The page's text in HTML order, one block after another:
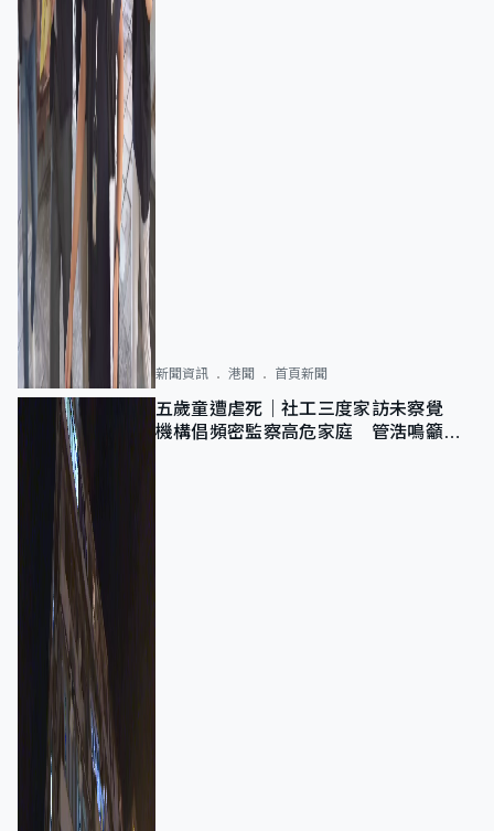
新聞資訊 港聞 首頁新聞
五歲童遭虐死｜社工三度家訪未察覺
機構倡頻密監察高危家庭 管浩鳴籲加